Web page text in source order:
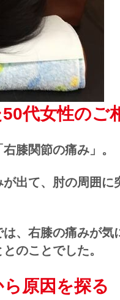
代女性のご
膝関節の痛み」。
出て、肘の周囲に
、右膝の痛みが気
のことでした。
原因を探る